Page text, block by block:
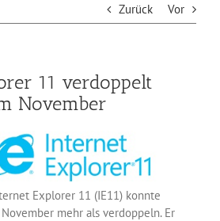
Zurück Vor
11 verdoppelt
November
Explorer 11 (IE11) konnte
mehr als verdoppeln. Er